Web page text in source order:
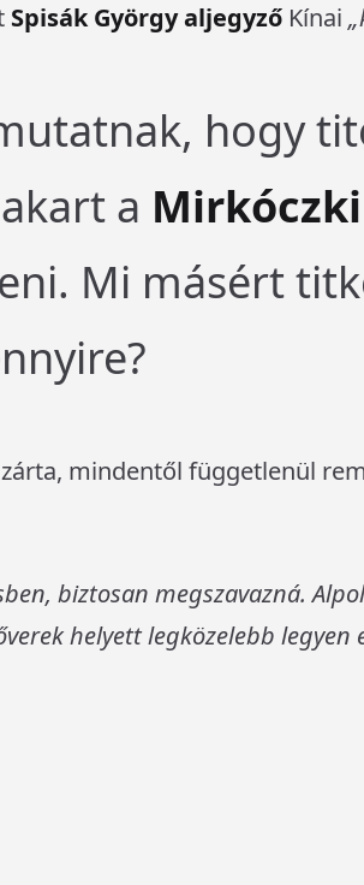
Spisák György aljegyző Kínai
hogy
a
Mi másért
mindentől függetlenül
biztosan megszavazná.
helyett legközelebb legyen